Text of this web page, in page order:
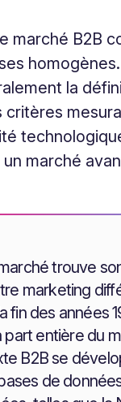
marché B2B
homogènes.
la
critères
un marché
trouve
marketing
fin des années
entière du
B2B se
de